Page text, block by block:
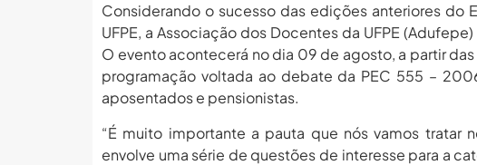
Considerando o sucesso das edições anteriores do
UFPE, a Associação dos Docentes da UFPE
O evento acontecerá no dia 09 de agosto, a partir
programação voltada ao debate da PEC 555 –
aposentados e pensionistas.
“É muito importante a pauta que nós vamos tratar
envolve uma série de questões de interesse para a